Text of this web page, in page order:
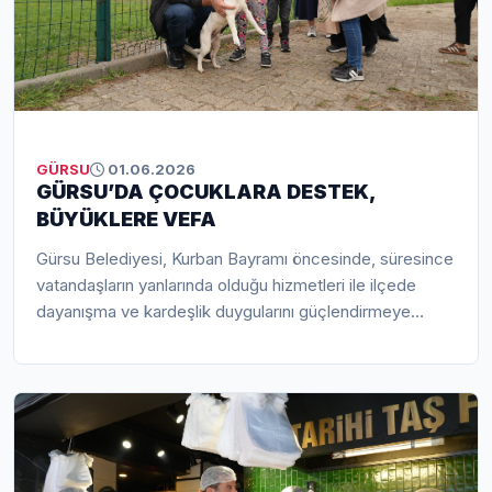
GÜRSU 01.06.2026
GÜRSU’DA ÇOCUKLARA DESTEK,
BÜYÜKLERE VEFA
Gürsu Belediyesi, Kurban Bayramı öncesinde, süresince
vatandaşların yanlarında olduğu hizmetleri ile ilçede
dayanışma ve kardeşlik duygularını güçlendirmeye
Belediyesi, bayramda kullanılmak üzere kıyafet
desteğinde bulundu. Ayrıca devam eden Yuvamda
Sağlık ve Umut Var projesi kapsamında 65 yaş üstü
vatandaşları tek tek ziyaret eden Gürsu Belediye
Başkanı Mustafa Işık ve ekibi, büyüklerin yüzlerini